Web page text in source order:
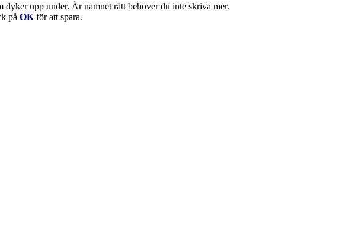
upp under. Är namnet rätt behöver du inte skriva mer.
på OK för att spara.